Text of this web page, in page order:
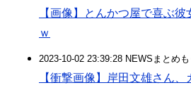
【画像】とんかつ屋で喜ぶ
ｗ
2023-10-02 23:39:28 NEWSまとめ
【衝撃画像】岸田文雄さん